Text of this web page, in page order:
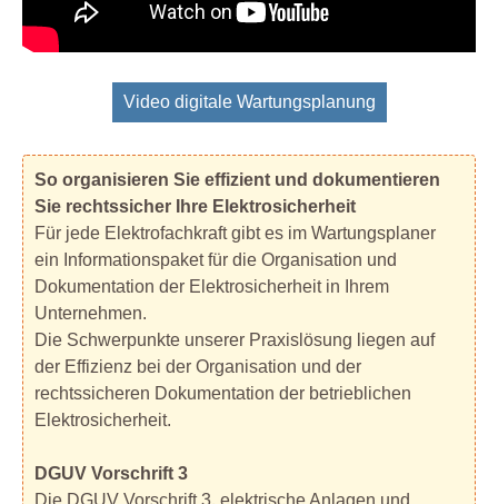
Video digitale Wartungsplanung
So organisieren Sie effizient und dokumentieren
Sie rechtssicher Ihre Elektrosicherheit
Für jede Elektrofachkraft gibt es im Wartungsplaner
ein Informationspaket für die Organisation und
Dokumentation der Elektrosicherheit in Ihrem
Unternehmen.
Die Schwerpunkte unserer Praxislösung liegen auf
der Effizienz bei der Organisation und der
rechtssicheren Dokumentation der betrieblichen
Elektrosicherheit.
DGUV Vorschrift 3
Die DGUV Vorschrift 3, elektrische Anlagen und